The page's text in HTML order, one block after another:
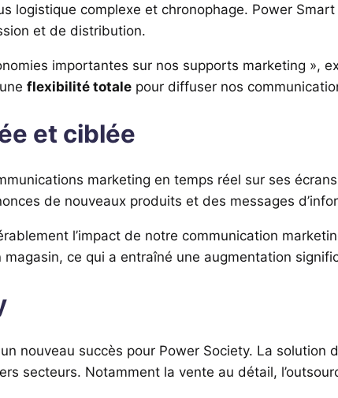
logistique complexe et chronophage. Power
et de distribution.
importantes sur nos supports marketing »,
flexibilité totale pour diffuser nos
et ciblée
marketing en temps réel sur ses
de nouveaux produits et des messages
l’impact de notre communication
ce qui a entraîné une augmentation
nouveau succès pour Power Society. La solution
secteurs. Notamment la vente au détail,